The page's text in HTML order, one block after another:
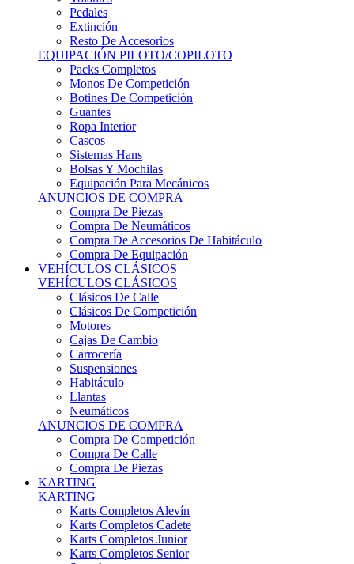
Pedales
Extinción
Resto De Accesorios
EQUIPACIÓN PILOTO/COPILOTO
Packs Completos
Monos De Competición
Botines De Competición
Guantes
Ropa Interior
Cascos
Sistemas Hans
Bolsas Y Mochilas
Equipación Para Mecánicos
ANUNCIOS DE COMPRA
Compra De Piezas
Compra De Neumáticos
Compra De Accesorios De Habitáculo
Compra De Equipación
VEHÍCULOS CLÁSICOS
VEHÍCULOS CLÁSICOS
Clásicos De Calle
Clásicos De Competición
Motores
Cajas De Cambio
Carrocería
Suspensiones
Habitáculo
Llantas
Neumáticos
ANUNCIOS DE COMPRA
Compra De Competición
Compra De Calle
Compra De Piezas
KARTING
KARTING
Karts Completos Alevín
Karts Completos Cadete
Karts Completos Junior
Karts Completos Senior